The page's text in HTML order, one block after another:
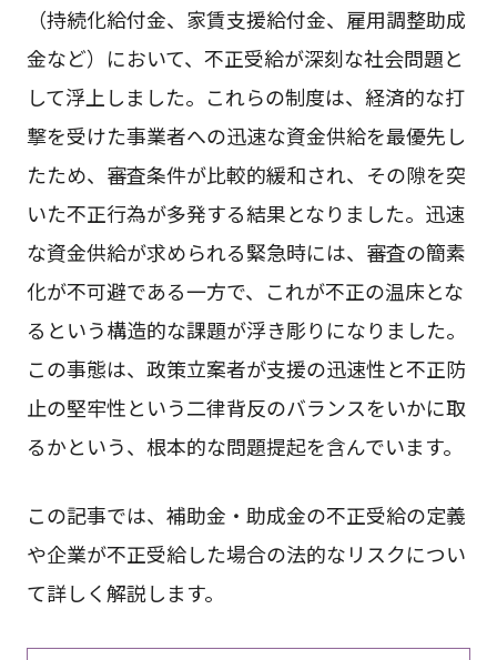
（持続化給付金、家賃支援給付金、雇用調整助成
金など）において、不正受給が深刻な社会問題と
して浮上しました。これらの制度は、経済的な打
撃を受けた事業者への迅速な資金供給を最優先し
たため、審査条件が比較的緩和され、その隙を突
いた不正行為が多発する結果となりました。迅速
な資金供給が求められる緊急時には、審査の簡素
化が不可避である一方で、これが不正の温床とな
るという構造的な課題が浮き彫りになりました。
この事態は、政策立案者が支援の迅速性と不正防
止の堅牢性という二律背反のバランスをいかに取
るかという、根本的な問題提起を含んでいます。
この記事では、補助金・助成金の不正受給の定義
や企業が不正受給した場合の法的なリスクについ
て詳しく解説します。